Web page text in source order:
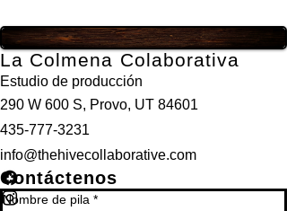
La Colmena Colaborativa
Estudio de producción
290 W 600 S, Provo, UT 84601
435-777-3231
info@thehivecollaborative.com
Contáctenos
Nombre de pila *